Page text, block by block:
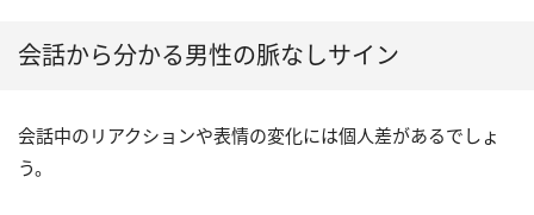
会話から分かる男性の脈なしサイン
会話中のリアクションや表情の変化には個人差があるでしょ
う。